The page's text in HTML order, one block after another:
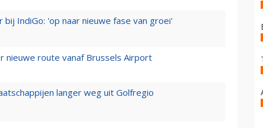
IndiGo: 'op naar nieuwe fase van groei'
nieuwe route vanaf Brussels Airport
langer weg uit Golfregio